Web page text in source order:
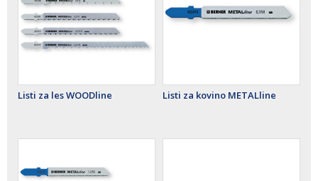
Listi za les WOODline Listi za kovino METALline